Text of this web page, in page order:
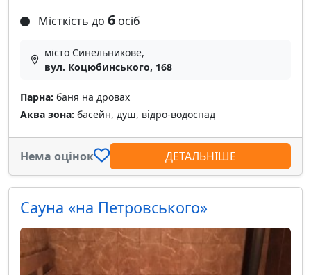
Місткість до 6 осіб
місто Синельникове,
вул. Коцюбинського, 168
Парна: баня на дровах
Аква зона: басейн, душ, відро-водоспад
Нема оцінок ДЕТАЛЬНІШЕ
Сауна «на Петровського»